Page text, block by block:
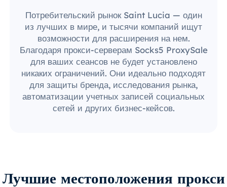
Потребительский рынок Saint Lucia — один
из лучших в мире, и тысячи компаний ищут
возможности для расширения на нем.
Благодаря прокси-серверам Socks5 ProxySale
для ваших сеансов не будет установлено
никаких ограничений. Они идеально подходят
для защиты бренда, исследования рынка,
автоматизации учетных записей социальных
сетей и других бизнес-кейсов.
Лучшие местоположения прокси